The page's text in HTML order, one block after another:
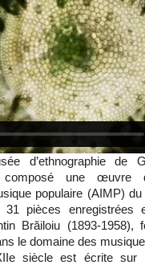
d’ethnographie de
une œuvre
populaire (AIMP)
31 pièces enregistrées
Brăiloiu (1893-1958),
le domaine des
siècle est écrite sur